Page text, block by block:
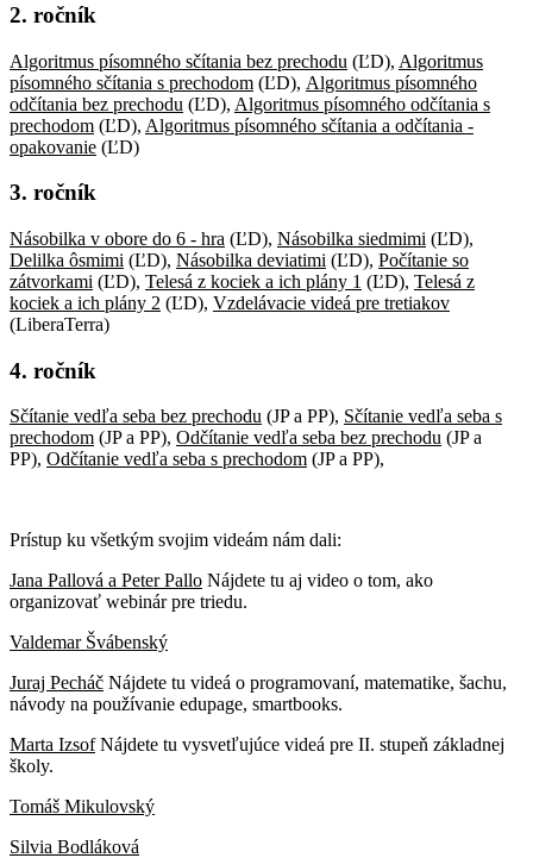
2. ročník
Algoritmus písomného sčítania bez prechodu (ĽD), Algoritmus
písomného sčítania s prechodom (ĽD), Algoritmus písomného
odčítania bez prechodu (ĽD), Algoritmus písomného odčítania s
prechodom (ĽD), Algoritmus písomného sčítania a odčítania -
opakovanie (ĽD)
3. ročník
Násobilka v obore do 6 - hra (ĽD), Násobilka siedmimi (ĽD),
Delilka ôsmimi (ĽD), Násobilka deviatimi (ĽD), Počítanie so
zátvorkami (ĽD), Telesá z kociek a ich plány 1 (ĽD), Telesá z
kociek a ich plány 2 (ĽD), Vzdelávacie videá pre tretiakov
(LiberaTerra)
4. ročník
Sčítanie vedľa seba bez prechodu (JP a PP), Sčítanie vedľa seba s
prechodom (JP a PP), Odčítanie vedľa seba bez prechodu (JP a
PP), Odčítanie vedľa seba s prechodom (JP a PP),
Prístup ku všetkým svojim videám nám dali:
Jana Pallová a Peter Pallo Nájdete tu aj video o tom, ako
organizovať webinár pre triedu.
Valdemar Švábenský
Juraj Pecháč Nájdete tu videá o programovaní, matematike, šachu,
návody na používanie edupage, smartbooks.
Marta IzsofNájdete tu vysvetľujúce videá pre II. stupeň základnej
školy.
Tomáš Mikulovský
Silvia Bodláková